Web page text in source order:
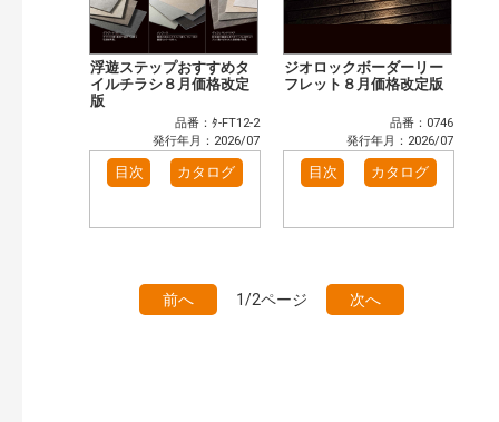
浮遊ステップおすすめタ
イルチラシ８月価格改定
版
品番：ﾀ-FT12-2
発行年月：2026/07
目次 カタログ
ジオロックボーダーリー
フレット８月価格改定版
品番：0746
発行年月：2026/07
目次 カタログ
前へ 1/2ページ 次へ